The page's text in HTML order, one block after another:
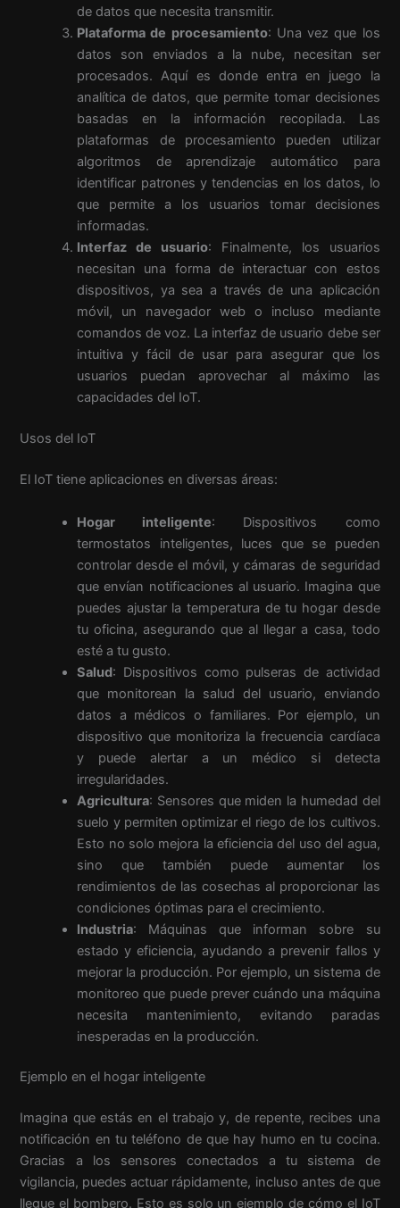
de datos que necesita transmitir.
Plataforma de procesamiento: Una vez que los
datos son enviados a la nube, necesitan ser
procesados. Aquí es donde entra en juego la
analítica de datos, que permite tomar decisiones
basadas en la información recopilada. Las
plataformas de procesamiento pueden utilizar
algoritmos de aprendizaje automático para
identificar patrones y tendencias en los datos, lo
que permite a los usuarios tomar decisiones
informadas.
Interfaz de usuario: Finalmente, los usuarios
necesitan una forma de interactuar con estos
dispositivos, ya sea a través de una aplicación
móvil, un navegador web o incluso mediante
comandos de voz. La interfaz de usuario debe ser
intuitiva y fácil de usar para asegurar que los
usuarios puedan aprovechar al máximo las
capacidades del IoT.
Usos del IoT
El IoT tiene aplicaciones en diversas áreas:
Hogar inteligente: Dispositivos como
termostatos inteligentes, luces que se pueden
controlar desde el móvil, y cámaras de seguridad
que envían notificaciones al usuario. Imagina que
puedes ajustar la temperatura de tu hogar desde
tu oficina, asegurando que al llegar a casa, todo
esté a tu gusto.
Salud: Dispositivos como pulseras de actividad
que monitorean la salud del usuario, enviando
datos a médicos o familiares. Por ejemplo, un
dispositivo que monitoriza la frecuencia cardíaca
y puede alertar a un médico si detecta
irregularidades.
Agricultura: Sensores que miden la humedad del
suelo y permiten optimizar el riego de los cultivos.
Esto no solo mejora la eficiencia del uso del agua,
sino que también puede aumentar los
rendimientos de las cosechas al proporcionar las
condiciones óptimas para el crecimiento.
Industria: Máquinas que informan sobre su
estado y eficiencia, ayudando a prevenir fallos y
mejorar la producción. Por ejemplo, un sistema de
monitoreo que puede prever cuándo una máquina
necesita mantenimiento, evitando paradas
inesperadas en la producción.
Ejemplo en el hogar inteligente
Imagina que estás en el trabajo y, de repente, recibes una
notificación en tu teléfono de que hay humo en tu cocina.
Gracias a los sensores conectados a tu sistema de
vigilancia, puedes actuar rápidamente, incluso antes de que
llegue el bombero. Esto es solo un ejemplo de cómo el IoT